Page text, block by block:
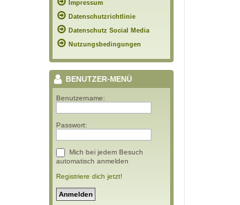
Impressum
Datenschutzrichtlinie
Datenschutz Social Media
Nutzungsbedingungen
BENUTZER-MENÜ
Benutzername:
Passwort:
Mich bei jedem Besuch
automatisch anmelden
Registriere dich jetzt!